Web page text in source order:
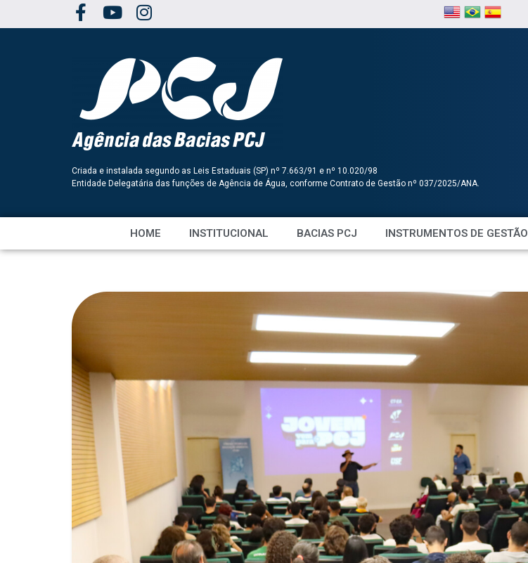
Criada e instalada segundo as Leis Estaduais (SP) nº 7.663/91 e nº 10.020/98
Entidade Delegatária das funções de Agência de Água, conforme Contrato de Gestão nº 037/2025/ANA.
HOME INSTITUCIONAL BACIAS PCJ INSTRUMENTOS DE GESTÃO